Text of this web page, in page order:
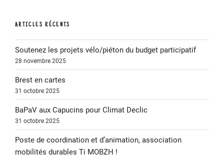
ARTICLES RÉCENTS
Soutenez les projets vélo/piéton du budget participatif
28 novembre 2025
Brest en cartes
31 octobre 2025
BaPaV aux Capucins pour Climat Declic
31 octobre 2025
Poste de coordination et d’animation, association
mobilités durables Ti MOBZH !